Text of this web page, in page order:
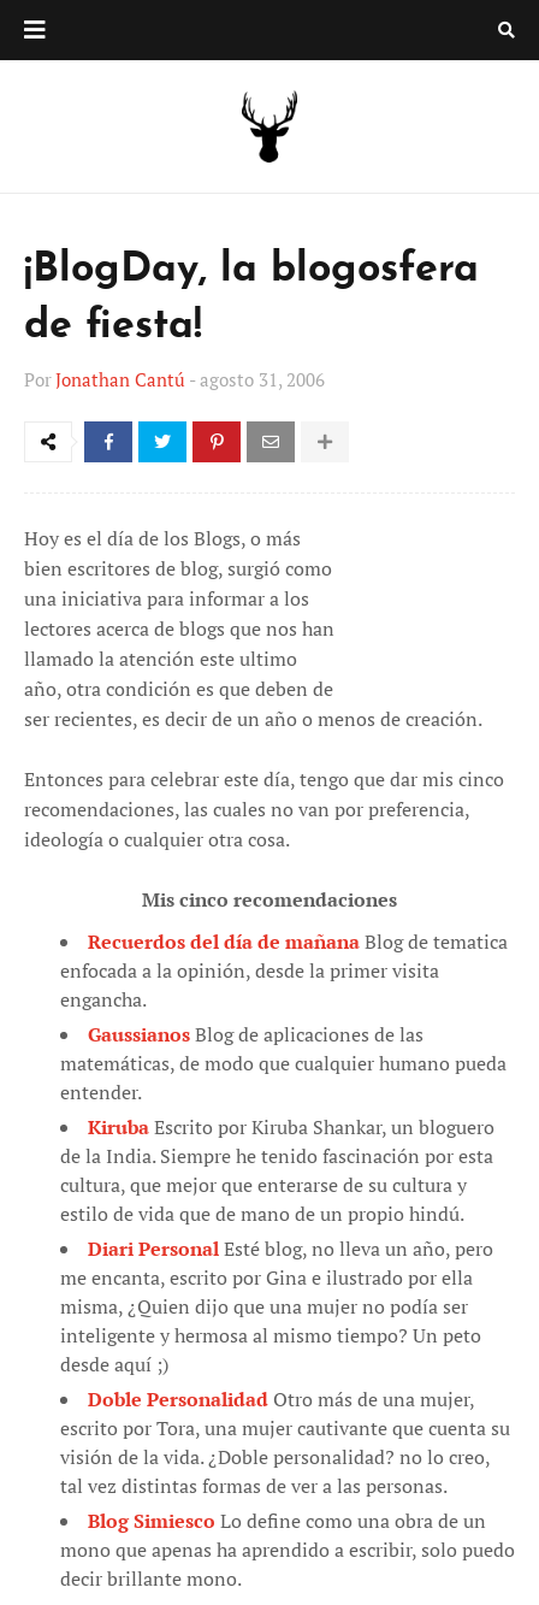
¡BlogDay, la blogosfera
de fiesta!
PorJonathan Cantú -agosto 31, 2006
Hoy es el día de los Blogs, o más
bien escritores de blog, surgió como
una iniciativa para informar a los
lectores acerca de blogs que nos han
llamado la atención este ultimo
año, otra condición es que deben de
ser recientes, es decir de un año o menos de creación.
Entonces para celebrar este día, tengo que dar mis cinco
recomendaciones, las cuales no van por preferencia,
ideología o cualquier otra cosa.
Mis cinco recomendaciones
Recuerdos del día de mañanaBlog de tematica
enfocada a la opinión, desde la primer visita
engancha.
GaussianosBlog de aplicaciones de las
matemáticas, de modo que cualquier humano pueda
entender.
KirubaEscrito por Kiruba Shankar, un bloguero
de la India. Siempre he tenido fascinación por esta
cultura, que mejor que enterarse de su cultura y
estilo de vida que de mano de un propio hindú.
Diari PersonalEsté blog, no lleva un año, pero
me encanta, escrito por Gina e ilustrado por ella
misma, ¿Quien dijo que una mujer no podía ser
inteligente y hermosa al mismo tiempo? Un peto
desde aquí ;)
Doble Personalidad Otro más de una mujer,
escrito por Tora, una mujer cautivante que cuenta su
visión de la vida. ¿Doble personalidad? no lo creo,
tal vez distintas formas de ver a las personas.
Blog Simiesco Lo define como una obra de un
mono que apenas ha aprendido a escribir, solo puedo
decir brillante mono.